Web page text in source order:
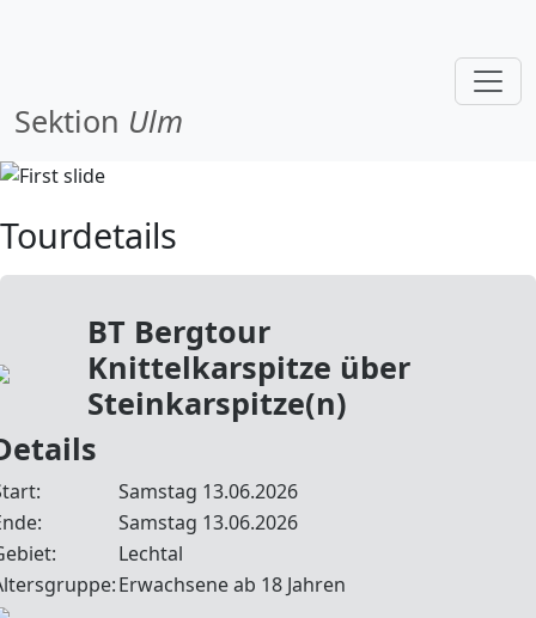
Sektion Ulm
Tourdetails
BT Bergtour
Knittelkarspitze über
Steinkarspitze(n)
Samstag 13.06.2026
Samstag 13.06.2026
Lechtal
Erwachsene ab 18 Jahren